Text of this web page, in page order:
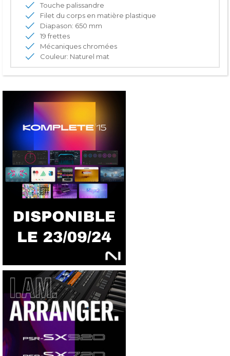
Touche palissandre
Filet du corps en matière plastique
Diapason: 650 mm
19 frettes
Mécaniques chromées
Couleur: Naturel mat